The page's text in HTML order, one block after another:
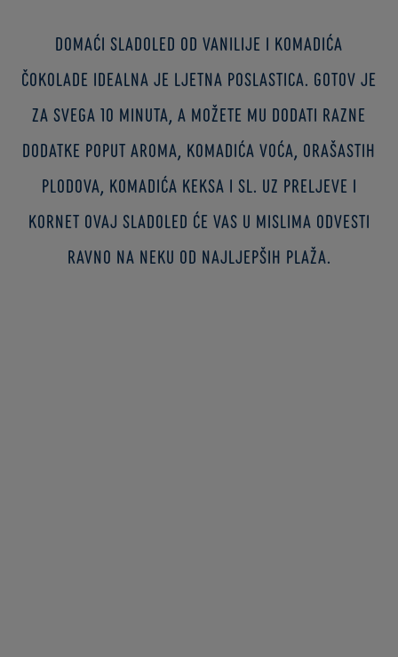
Domaći sladoled od vanilije i komadića
čokolade idealna je ljetna poslastica. Gotov je
za svega 10 minuta, a možete mu dodati razne
dodatke poput aroma, komadića voća, orašastih
plodova, komadića keksa i sl. Uz preljeve i
kornet ovaj sladoled će vas u mislima odvesti
ravno na neku od najljepših plaža.